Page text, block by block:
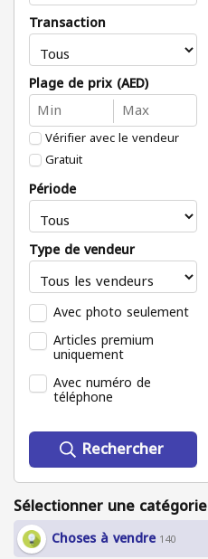
Transaction
Plage de prix (AED)
Vérifier avec le vendeur
Gratuit
Période
Type de vendeur
Avec photo seulement
Articles premium
uniquement
Avec numéro de
téléphone
Rechercher
Sélectionner une catégorie
Choses à vendre 140